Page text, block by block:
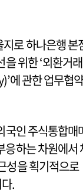
로 하나은행 본
위한 ‘외환거래
에 관한 업무협약
국인 주식통합매
응하는 차원에서
성을 획기적으로
.